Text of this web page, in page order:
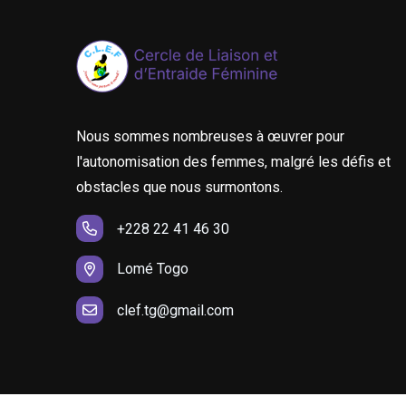
Nous sommes nombreuses à œuvrer pour
l'autonomisation des femmes, malgré les défis et
obstacles que nous surmontons.
+228 22 41 46 30
Lomé Togo
clef.tg@gmail.com